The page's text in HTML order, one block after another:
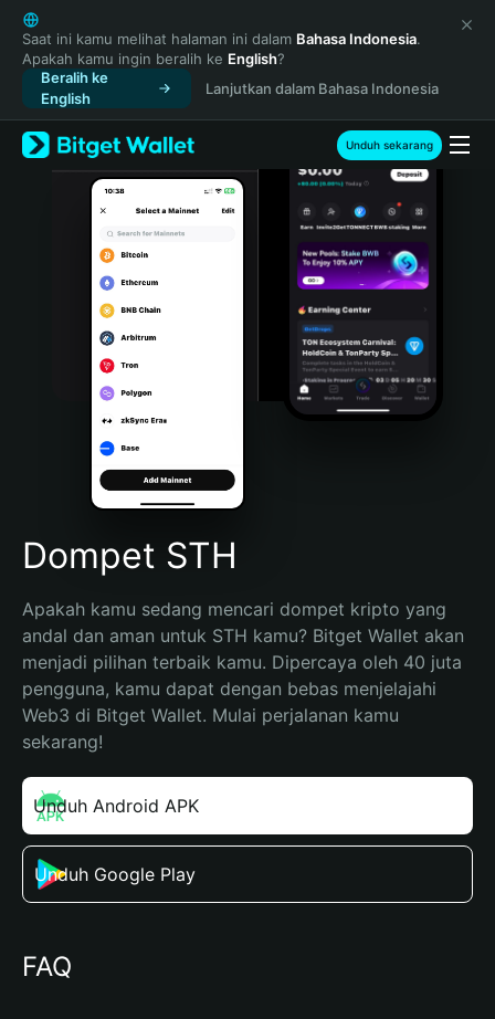
English
日本語
Tiếng Việt
Русский
Español (Latinoamérica)
Türkçe
Italiano
Português (Portugal)
Bahasa Indonesia
Português (Brasil)
Español (Argentina)
Saat ini kamu melihat halaman ini dalam Bahasa Indonesia.
Apakah kamu ingin beralih ke English?
Beralih ke
English
Lanjutkan dalam Bahasa Indonesia
Unduh sekarang
Dompet STH
Apakah kamu sedang mencari dompet kripto yang
andal dan aman untuk STH kamu? Bitget Wallet akan
menjadi pilihan terbaik kamu. Dipercaya oleh 40 juta
pengguna, kamu dapat dengan bebas menjelajahi
Web3 di Bitget Wallet. Mulai perjalanan kamu
sekarang!
Unduh Android APK
Unduh Google Play
FAQ